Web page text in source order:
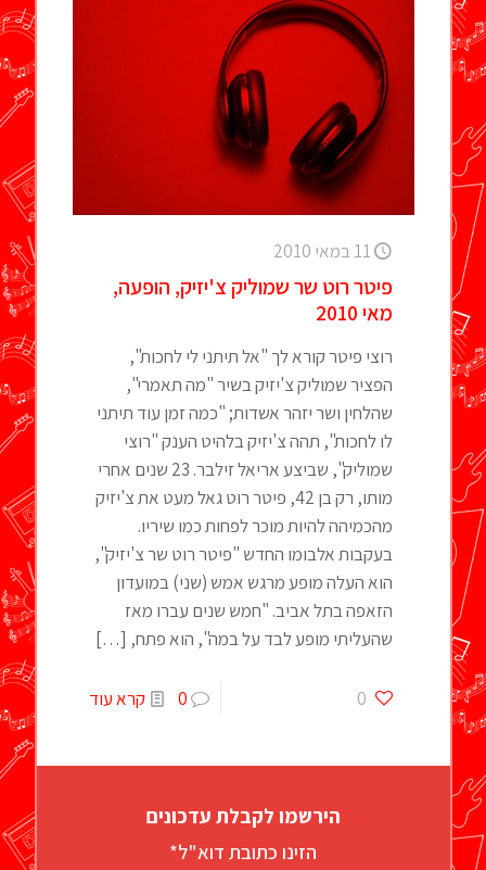
11 במאי 2010
פיטר רוט שר שמוליק צ'יזיק, הופעה,
מאי 2010
רוצי פיטר קורא לך "אל תיתני לי לחכות",
הפציר שמוליק צ'יזיק בשיר "מה תאמרי",
שהלחין ושר יזהר אשדות; "כמה זמן עוד תיתני
לו לחכות", תהה צ'יזיק בלהיט הענק "רוצי
שמוליק", שביצע אריאל זילבר. 23 שנים אחרי
מותו, רק בן 42, פיטר רוט גאל מעט את צ'יזיק
מהכמיהה להיות מוכר לפחות כמו שיריו.
בעקבות אלבומו החדש "פיטר רוט שר צ'יזיק",
הוא העלה מופע מרגש אמש (שני) במועדון
הזאפה בתל אביב. "חמש שנים עברו מאז
שהעליתי מופע לבד על במה", הוא פתח, […]
0
0 קרא עוד
הירשמו לקבלת עדכונים
הזינו כתובת דוא"ל*